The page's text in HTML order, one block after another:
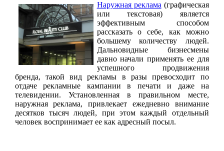
Наружная реклама (графическая
или текстовая) является
эффективным способом
рассказать о себе, как можно
большему количеству людей.
Дальновидные бизнесмены
давно начали применять ее для
успешного продвижения
бренда, такой вид рекламы в разы превосходит по
отдаче рекламные кампании в печати и даже на
телевидении. Установленная в правильном месте,
наружная реклама, привлекает ежедневно внимание
десятков тысяч людей, при этом каждый отдельный
человек воспринимает ее как адресный посыл.